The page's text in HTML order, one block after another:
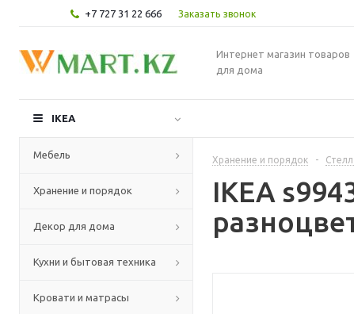
+7 727 31 22 666 Заказать звонок
Интернет магазин товаров
для дома
IKEA
Мебель
Хранение и порядок
Декор для дома
Кухни и бытовая техника
Кровати и матрасы
Хранение и порядок -
IKEA